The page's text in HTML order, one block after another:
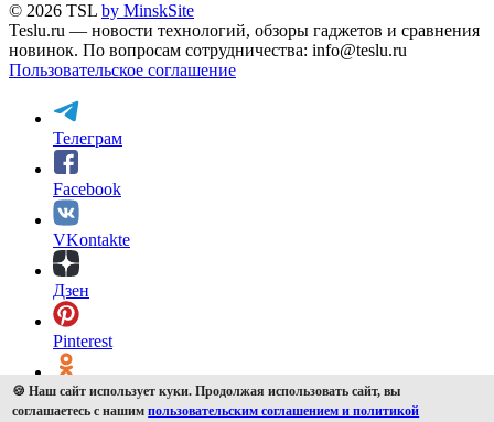
© 2026 TSL by MinskSite
Teslu.ru — новости технологий, обзоры гаджетов и сравнения
новинок. По вопросам сотрудничества: info@teslu.ru
Пользовательское соглашение
Телеграм
Facebook
VKontakte
Дзен
Pinterest
OK
🍪 Наш сайт использует куки. Продолжая использовать сайт, вы
соглашаетесь с нашимпользовательским соглашением и политикой